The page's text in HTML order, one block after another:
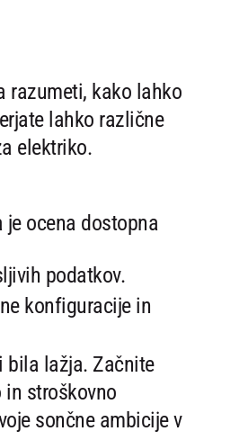
razumeti, kako lahko
lahko različne
elektriko.
je ocena dostopna
podatkov.
konfiguracije in
bila lažja. Začnite
stroškovno
sončne ambicije v